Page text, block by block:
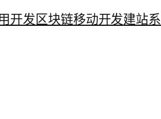
开发区块链移动开发建站